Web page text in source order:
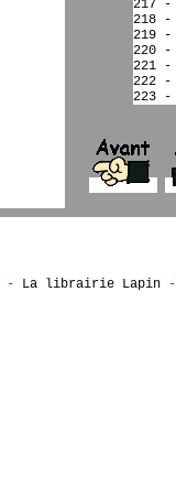
217 -
218 -
219 -
220
221
222
223 -
- La librairie Lapin